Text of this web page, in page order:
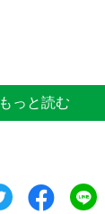
もっと読む
ツイートシェア